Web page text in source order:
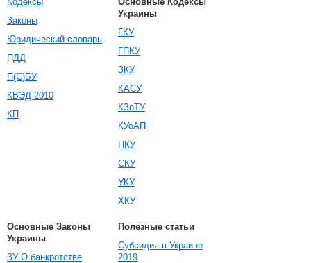
Законы
Юридический словарь
ПДД
П(С)БУ
КВЭД-2010
КП
Украины
ГКУ
ГПКУ
ЗКУ
КАСУ
КЗоТУ
КУоАП
НКУ
СКУ
УКУ
ХКУ
Основные Законы
Украины
ЗУ О банкротстве
Полезные статьи
Субсидия в Украине
2019